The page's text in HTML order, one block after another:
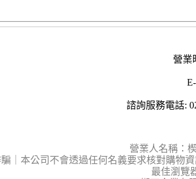
營業
諮詢服務電話:
營業人名稱：
｜本公司不會透過任何名義要求核對購物
最佳瀏覽